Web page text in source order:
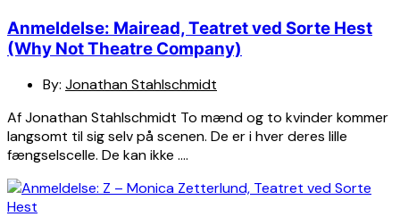
Anmeldelse: Mairead, Teatret ved Sorte Hest
(Why Not Theatre Company)
By: Jonathan Stahlschmidt
Af Jonathan Stahlschmidt To mænd og to kvinder kommer
langsomt til sig selv på scenen. De er i hver deres lille
fængselscelle. De kan ikke ….